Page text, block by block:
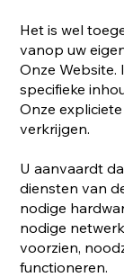
Het is wel
vanop uw
Onze Website.
specifieke
Onze
verkrijgen.
U aanvaardt
diensten van
nodige
nodige
voorzien,
functioneren.